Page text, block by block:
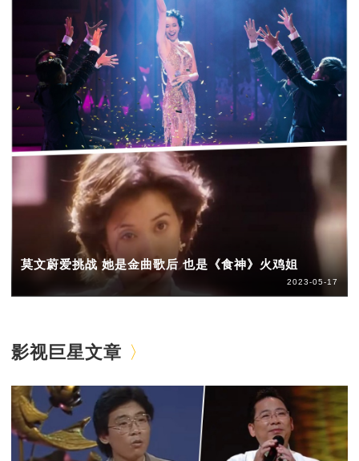
莫文蔚爱挑战 她是金曲歌后 也是《食神》火鸡姐
2023-05-17
影视巨星文章